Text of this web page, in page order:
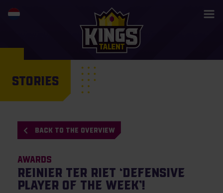
STORIES
BACK TO THE OVERVIEW
Awards
Reinier ter Riet ‘Defensive
Player of the Week’!